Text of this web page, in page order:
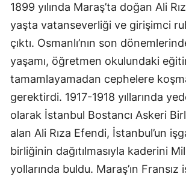
1899 yılında Maraş’ta doğan Ali
yaşta vatanseverliği ve girişimci
çıktı. Osmanlı’nın son
yaşamı, öğretmen okulundaki
tamamlayamadan cephelere
gerektirdi. 1917-1918 yıllarında
olarak İstanbul Bostancı Askeri
alan Ali Rıza Efendi, İstanbul’un
birliğinin dağıtılmasıyla kaderini
yollarında buldu. Maraş’ın Fransız